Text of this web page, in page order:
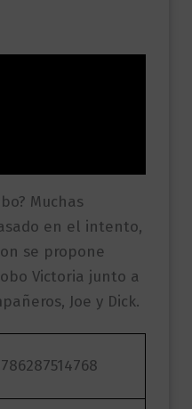
Muchas
en el intento,
se propone
Victoria junto a
Joe y Dick.